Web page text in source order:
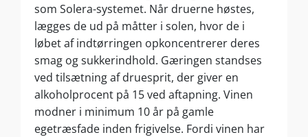
som Solera-systemet. Når druerne høstes,
lægges de ud på måtter i solen, hvor de i
løbet af indtørringen opkoncentrerer deres
smag og sukkerindhold. Gæringen standses
ved tilsætning af druesprit, der giver en
alkoholprocent på 15 ved aftapning. Vinen
modner i minimum 10 år på gamle
egetræsfade inden frigivelse. Fordi vinen har